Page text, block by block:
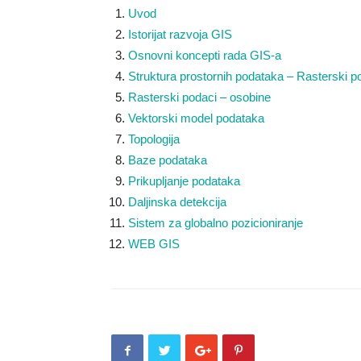
Uvod
Istorijat razvoja GIS
Osnovni koncepti rada GIS-a
Struktura prostornih podataka – Rasterski
Rasterski podaci – osobine
Vektorski model podataka
Topologija
Baze podataka
Prikupljanje podataka
Daljinska detekcija
Sistem za globalno pozicioniranje
WEB GIS